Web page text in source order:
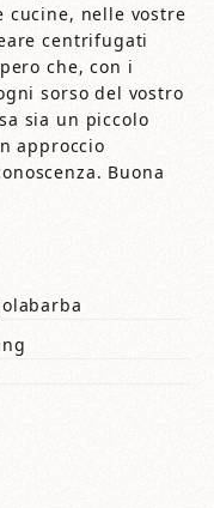
cucine, nelle vostre
centrifugati
che, con i
sorso del vostro
sia un piccolo
approccio
Buona